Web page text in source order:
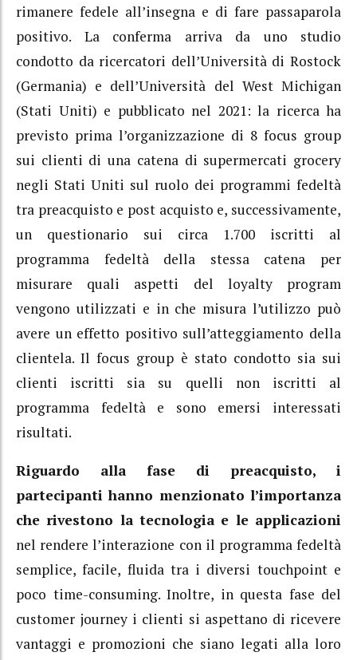
rimanere fedele all’insegna e di fare passaparola
positivo. La conferma arriva da uno studio
condotto da ricercatori dell’Università di Rostock
(Germania) e dell’Università del West Michigan
(Stati Uniti) e pubblicato nel 2021: la ricerca ha
previsto prima l’organizzazione di 8 focus group
sui clienti di una catena di supermercati grocery
negli Stati Uniti sul ruolo dei programmi fedeltà
tra preacquisto e post acquisto e, successivamente,
un questionario sui circa 1.700 iscritti al
programma fedeltà della stessa catena per
misurare quali aspetti del loyalty program
vengono utilizzati e in che misura l’utilizzo può
avere un effetto positivo sull’atteggiamento della
clientela. Il focus group è stato condotto sia sui
clienti iscritti sia su quelli non iscritti al
programma fedeltà e sono emersi interessati
risultati.
Riguardo alla fase di preacquisto, i
partecipanti hanno menzionato l’importanza
che rivestono la tecnologia e le applicazioni
nel rendere l’interazione con il programma fedeltà
semplice, facile, fluida tra i diversi touchpoint e
poco time-consuming. Inoltre, in questa fase del
customer journey i clienti si aspettano di ricevere
vantaggi e promozioni che siano legati alla loro